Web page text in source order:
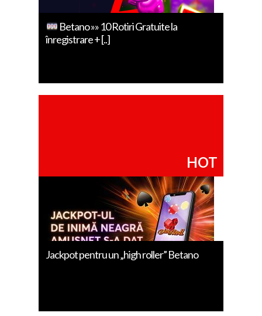
Betano »» 10 Rotiri Gratuite la
înregistrare + [..]
HOT
Jackpot pentru un „high roller” Betano